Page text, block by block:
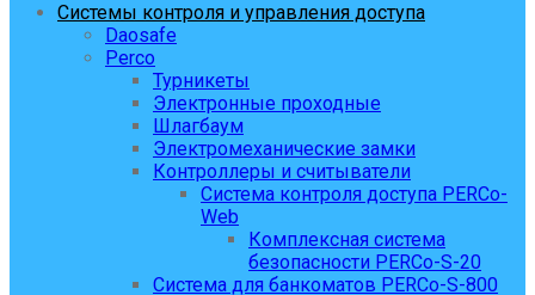
Системы контроля и управления доступа
Daosafe
Perco
Турникеты
Электронные проходные
Шлагбаум
Электромеханические замки
Контроллеры и считыватели
Система контроля доступа PERCo-
Web
Комплексная система
безопасности PERCo-S-20
Система для банкоматов PERCo-S-800